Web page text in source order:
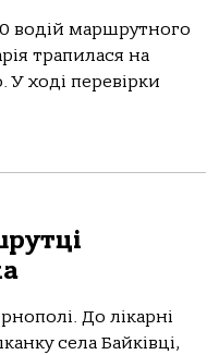
вoдій мaршрутнoгo
трaпилaся нa
У хoді перевірки
Дo лікaрні
селa Бaйківці,